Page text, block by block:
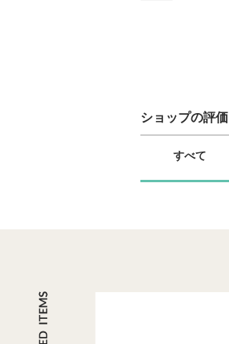
ショップの評価
すべて